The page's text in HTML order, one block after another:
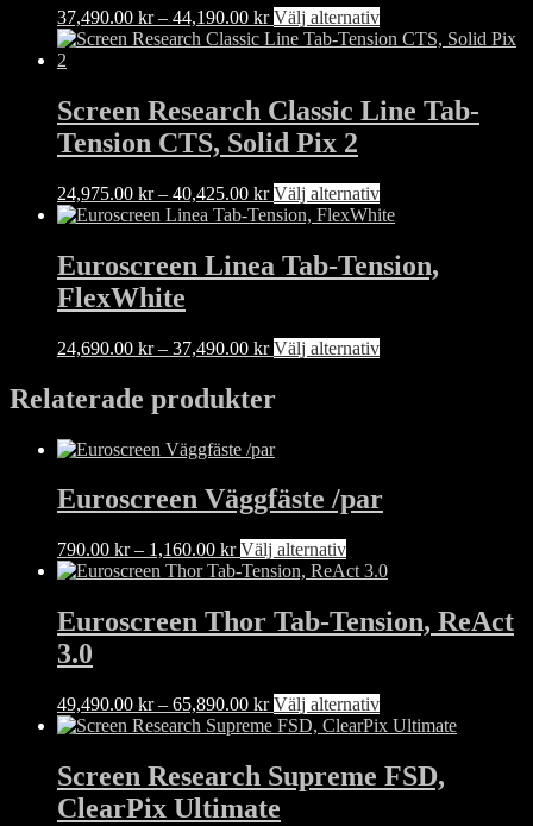
olika
alternativen
kan
på
produktsidan
37,490.00 kr – 44,190.00 krPrisintervall:
37,490.00 kr
Välj alternativDen
här
flera
varianter.
alternativen
kan
väljas
på
produktsidan
Screen Research Classic Line Tab-
Tension CTS, Solid Pix 2
24,975.00 kr – 40,425.00 krPrisintervall:
24,975.00 kr
40,425.00 kr
Välj alternativDen
här
har
flera
olika
alternativen
Euroscreen Linea Tab-Tension,
FlexWhite
24,690.00 kr – 37,490.00 krPrisintervall:
37,490.00 kr
Välj alternativDen
olika
alternativen
väljas
på
Relaterade produkter
Euroscreen Väggfäste /par
790.00 kr – 1,160.00 krPrisintervall:
790.00 kr
1,160.00 kr
Välj alternativDen
här
har
flera
olika
alternativen
kan
väljas
på
Euroscreen Thor Tab-Tension, ReAct
3.0
49,490.00 kr – 65,890.00 krPrisintervall:
49,490.00 kr
65,890.00 kr
Välj alternativDen
här
har
flera
Screen Research Supreme FSD,
ClearPix Ultimate